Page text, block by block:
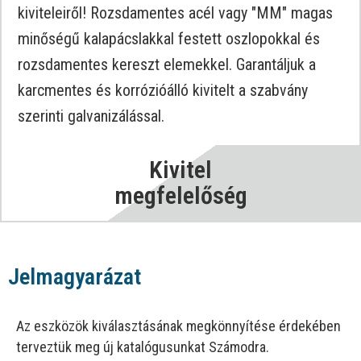
kiviteleiről! Rozsdamentes acél vagy "MM" magas
minőségű kalapácslakkal festett oszlopokkal és
rozsdamentes kereszt elemekkel. Garantáljuk a
karcmentes és korrózióálló kivitelt a szabvány
szerinti galvanizálással.
Kivitel
megfelelőség
Jelmagyarázat
Az eszközök kiválasztásának megkönnyítése érdekében
terveztük meg új katalógusunkat Számodra.